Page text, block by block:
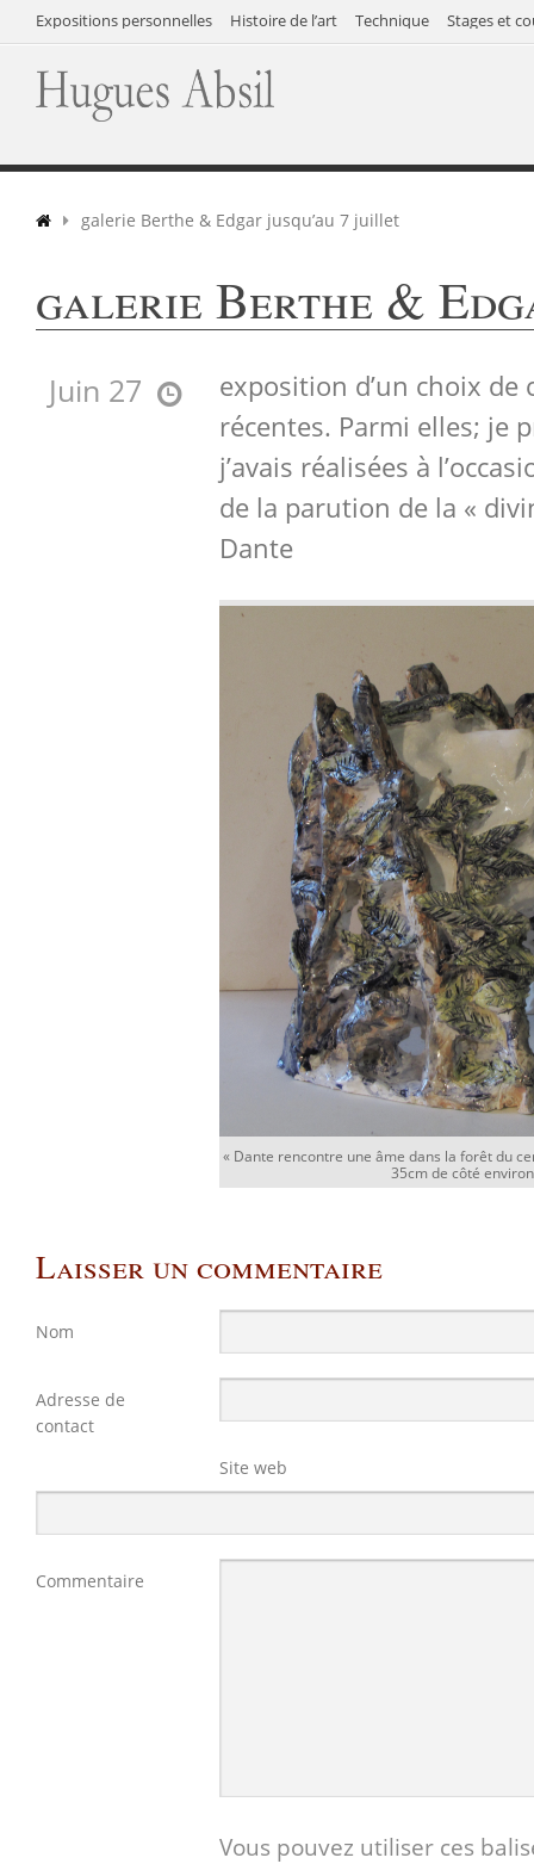
Expositions personnelles Histoire de l’art Technique Stages et
galerie Berthe & Edgar jusqu’au 7 juillet
galerie Berthe &
Juin 27
exposition d’un choix de
récentes. Parmi elles; je
j’avais réalisées à
de la parution de la «
Dante
« Dante rencontre une âme dans la forêt du
35cm de côté
Laisser un commentaire
Nom
Adresse de
contact
Site web
Commentaire
Vous pouvez utiliser ces